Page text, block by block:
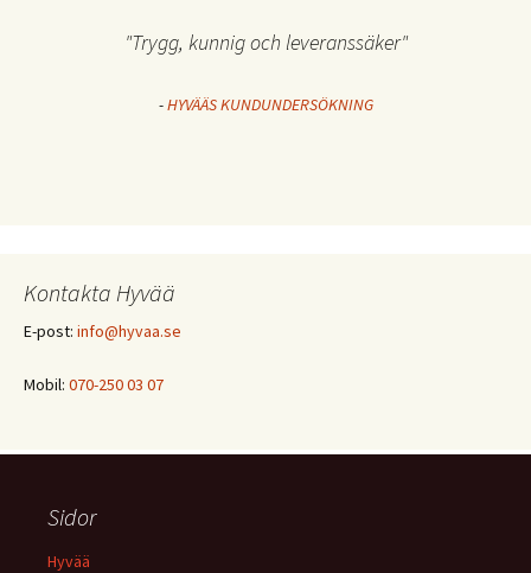
"Trygg, kunnig och leveranssäker"
-HYVÄÄS KUNDUNDERSÖKNING
Kontakta Hyvää
E-post: info@hyvaa.se
Mobil: 070-250 03 07
Sidor
Hyvää